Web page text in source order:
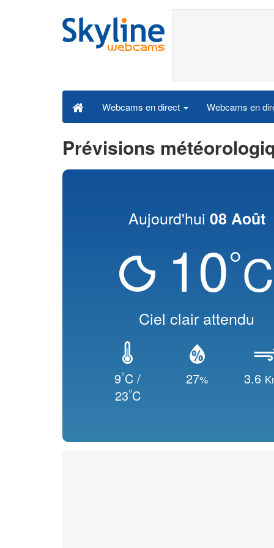
Webcams en direct Webcams en
Prévisions
Aujourd'hui 08 Août
10°C
Ciel clair attendu
9°C /
23°C
27% 3.6